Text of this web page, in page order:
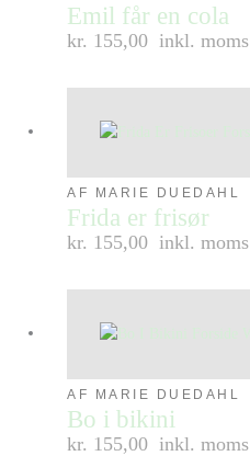
Emil får en cola
kr. 155,00 inkl. moms
AF MARIE DUEDAHL
Frida er frisør
kr. 155,00 inkl. moms
AF MARIE DUEDAHL
Bo i bikini
kr. 155,00 inkl. moms